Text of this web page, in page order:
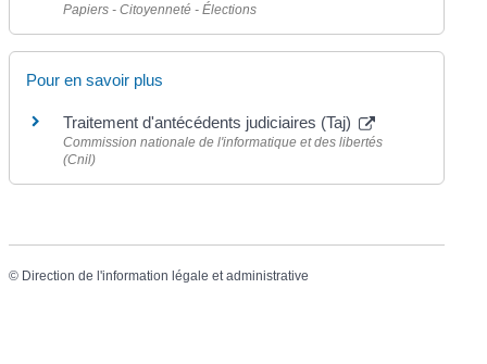
Papiers - Citoyenneté - Élections
Pour en savoir plus
Traitement d'antécédents judiciaires (Taj)
Commission nationale de l'informatique et des libertés
(Cnil)
© Direction de l'information légale et administrative